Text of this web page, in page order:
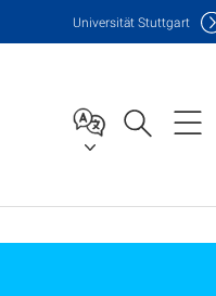
Universität Stuttgart